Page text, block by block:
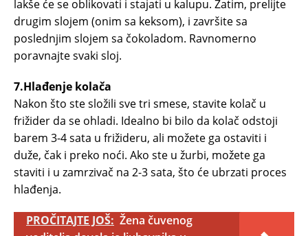
lakše će se oblikovati i stajati u kalupu. Zatim, prelijte
drugim slojem (onim sa keksom), i završite sa
poslednjim slojem sa čokoladom. Ravnomerno
poravnajte svaki sloj.
7.Hlađenje kolača
Nakon što ste složili sve tri smese, stavite kolač u
frižider da se ohladi. Idealno bi bilo da kolač odstoji
barem 3-4 sata u frižideru, ali možete ga ostaviti i
duže, čak i preko noći. Ako ste u žurbi, možete ga
staviti i u zamrzivač na 2-3 sata, što će ubrzati proces
hlađenja.
PROČITAJTE JOŠ: Žena čuvenog